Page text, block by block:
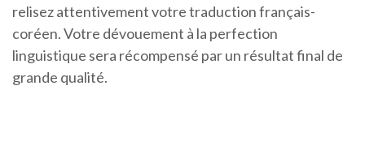
relisez attentivement votre traduction français-
coréen. Votre dévouement à la perfection
linguistique sera récompensé par un résultat final de
grande qualité.